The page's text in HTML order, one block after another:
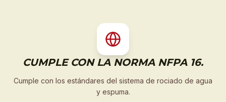
CUMPLE CON LA NORMA NFPA 16.
Cumple con los estándares del sistema de rociado de agua
y espuma.